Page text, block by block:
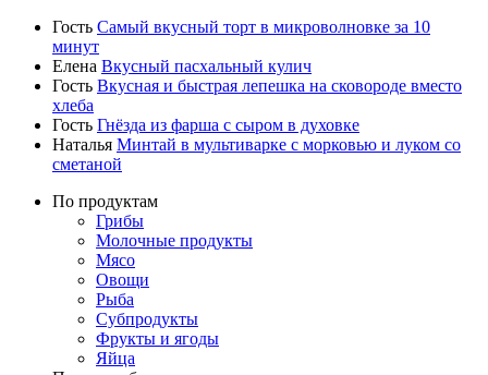
Гость Самый вкусный торт в микроволновке за 10
минут
Елена Вкусный пасхальный кулич
Гость Вкусная и быстрая лепешка на сковороде вместо
хлеба
Гость Гнёзда из фарша с сыром в духовке
Наталья Минтай в мультиварке с морковью и луком со
сметаной
По продуктам
Грибы
Молочные продукты
Мясо
Овощи
Рыба
Субпродукты
Фрукты и ягоды
Яйца